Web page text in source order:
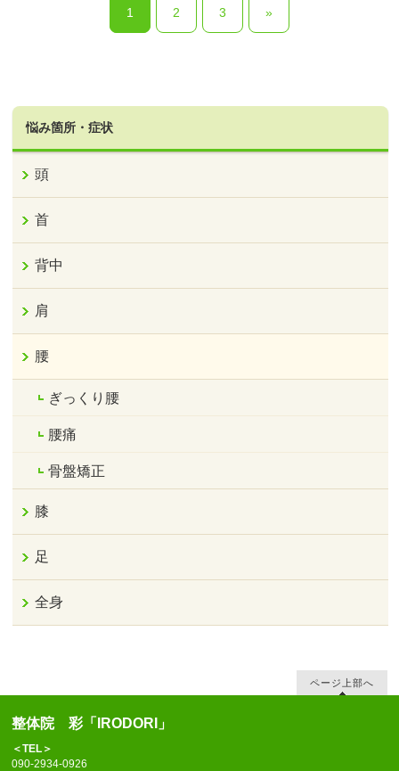
1 2 3 »
悩み箇所・症状
頭
首
背中
肩
腰
ぎっくり腰
腰痛
骨盤矯正
膝
足
全身
ページ上部へ
整体院 彩「IRODORI」
＜TEL＞
090-2934-0926